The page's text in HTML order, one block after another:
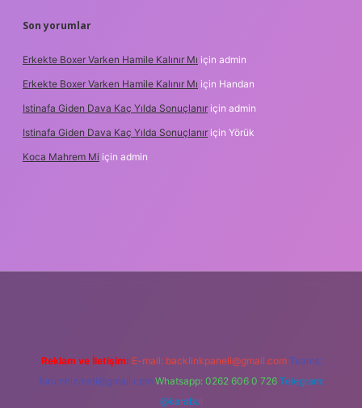
Son yorumlar
Erkekte Boxer Varken Hamile Kalınır Mı için admin
Erkekte Boxer Varken Hamile Kalınır Mı için Handan
Istinafa Giden Dava Kaç Yılda Sonuçlanır için admin
Istinafa Giden Dava Kaç Yılda Sonuçlanır için Yörük
Koca Mahrem Mi için admin
Reklam ve İletişim: E-mail: backlinkpaneli@gmail.com Teams:
forumhizmeti@gmail.com Whatsapp: 0262 606 0 726 Telegram:
@karabul